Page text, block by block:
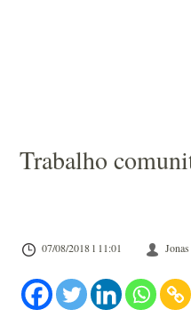
Trabalho
07/08/2018 l 11:01